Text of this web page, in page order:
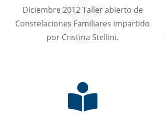
Diciembre 2012 Taller abierto de
Constelaciones Familiares impartido
por Cristina Stellini.